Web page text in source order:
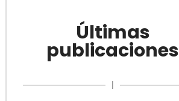
Últimas
publicaciones
|